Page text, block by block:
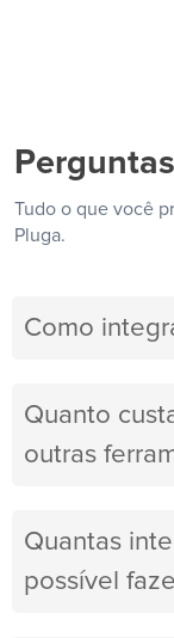
Tudo o que você
Pluga.
Como
Quanto
outras
Quantas
possível